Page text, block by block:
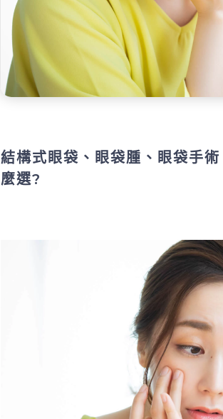
結構式眼袋、眼袋腫、眼袋手
麼選?